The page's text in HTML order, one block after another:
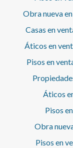
Obra nueva
Casas en
Áticos en
Pisos en
Áticos
Pisos
Obra
Pisos en